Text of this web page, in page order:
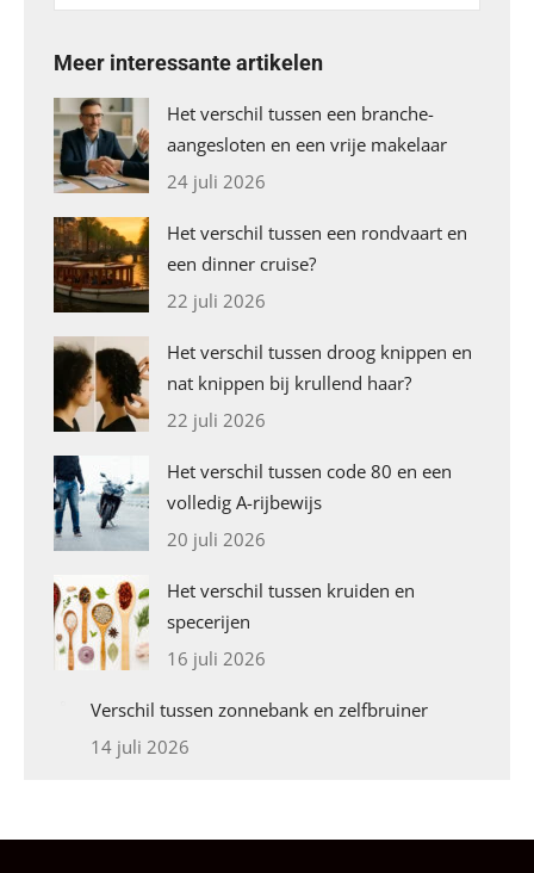
Meer interessante artikelen
Het verschil tussen een branche-
aangesloten en een vrije makelaar
24 juli 2026
Het verschil tussen een rondvaart en
een dinner cruise?
22 juli 2026
Het verschil tussen droog knippen en
nat knippen bij krullend haar?
22 juli 2026
Het verschil tussen code 80 en een
volledig A-rijbewijs
20 juli 2026
Het verschil tussen kruiden en
specerijen
16 juli 2026
Verschil tussen zonnebank en zelfbruiner
14 juli 2026